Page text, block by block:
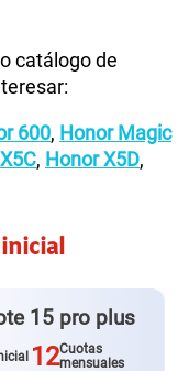
catálogo de
600, Honor Magic
, Honor X5D,
15 pro plus
12Cuotas
mensuales